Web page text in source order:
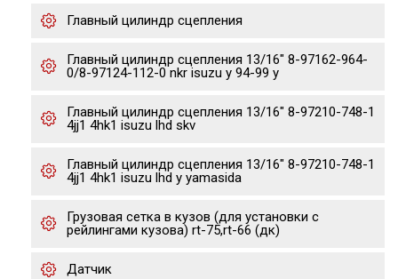
Главный цилиндр сцепления
Главный цилиндр сцепления 13/16" 8-97162-964-
0/8-97124-112-0 nkr isuzu y 94-99 y
Главный цилиндр сцепления 13/16" 8-97210-748-1
4jj1 4hk1 isuzu lhd skv
Главный цилиндр сцепления 13/16" 8-97210-748-1
4jj1 4hk1 isuzu lhd y yamasida
Грузовая сетка в кузов (для установки с
рейлингами кузова) rt-75,rt-66 (дк)
Датчик